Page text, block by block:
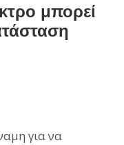
μπορεί
για να